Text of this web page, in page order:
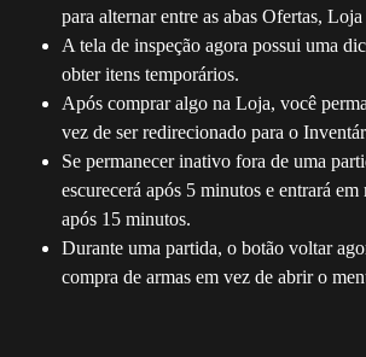
para alternar entre as abas Ofertas,
A tela de inspeção agora possui uma
obter itens temporários.
Após comprar algo na Loja, você
vez de ser redirecionado para o
Se permanecer inativo fora de uma
escurecerá após 5 minutos e entrará em
após 15 minutos.
Durante uma partida, o botão voltar
compra de armas em vez de abrir o